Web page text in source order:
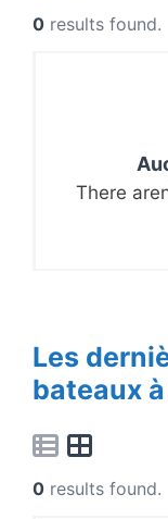
0 results found.
There
Les
bateaux
0 results found.